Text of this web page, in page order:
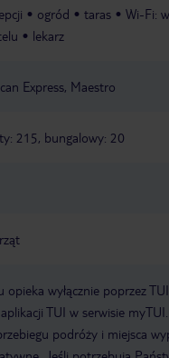
ogród taras Wi-Fi:
lekarz
Express, Maestro
215, bungalowy: 20
wyłącznie poprzez
TUI w serwisie
podróży i miejsca